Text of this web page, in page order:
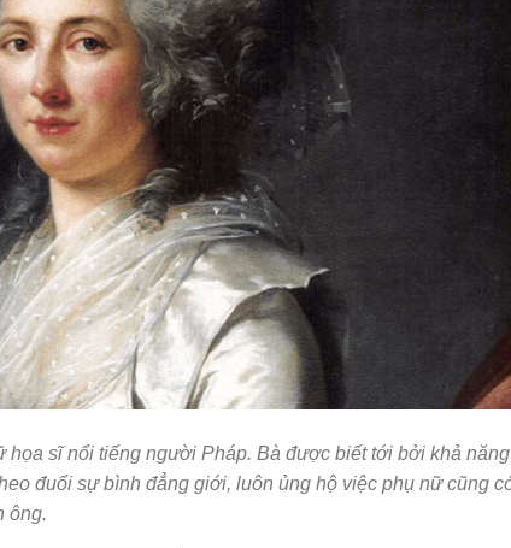
sĩ nổi tiếng người Pháp. Bà được biết tới bởi khả
đuổi sự bình đẳng giới, luôn ủng hộ việc phụ nữ cũng
ông.